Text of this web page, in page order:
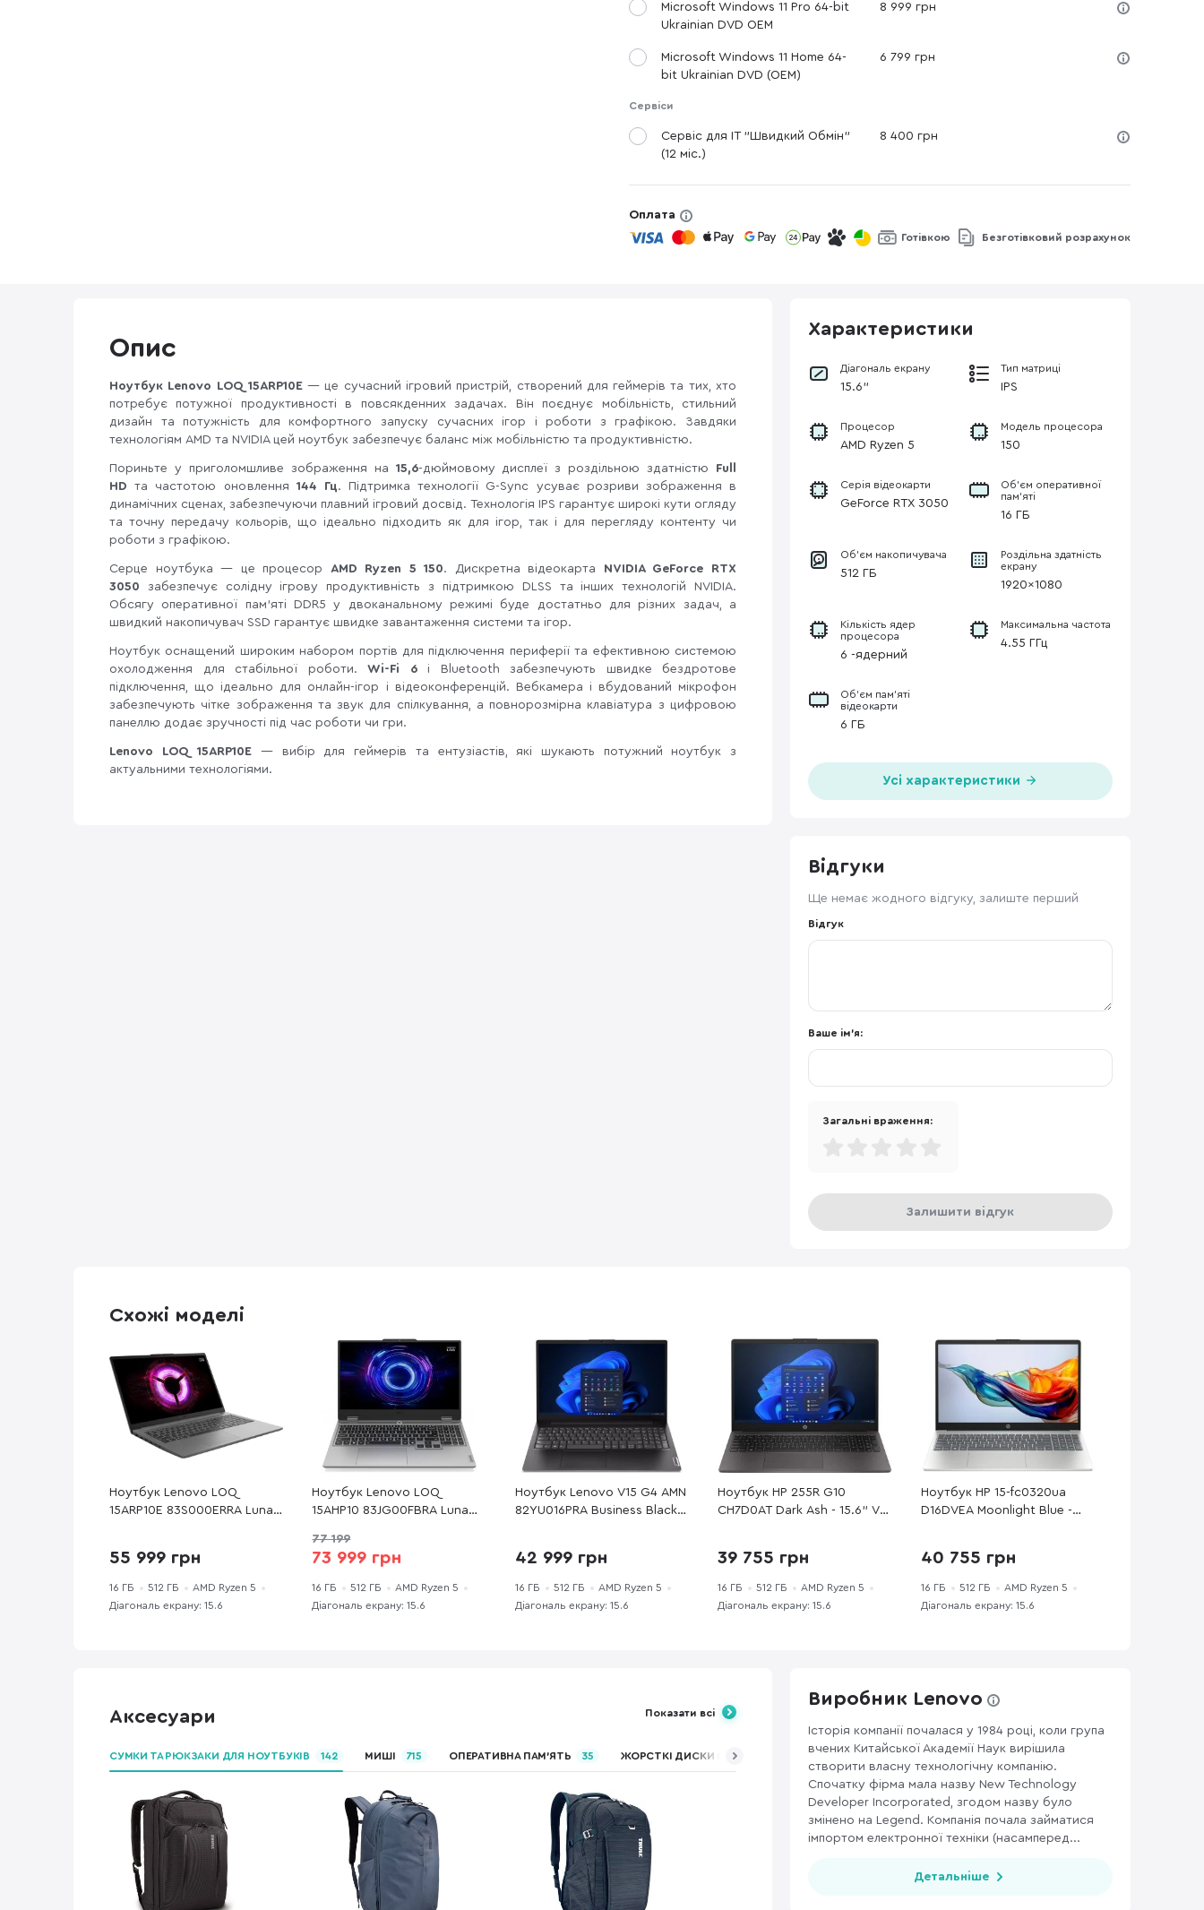
Microsoft Windows 11 Pro 64-bit
Ukrainian DVD OEM
8 999 грн
Microsoft Windows 11 Home 64-
bit Ukrainian DVD (OEM)
6 799 грн
Сервіси
Сервіс для IT "Швидкий Обмін"
(12 міс.)
8 400 грн
Оплата
Готівкою Безготівковий розрахунок
Опис
Ноутбук Lenovo LOQ 15ARP10E— це сучасний ігровий пристрій, створений для геймерів та тих, хто
потребує потужної продуктивності в повсякденних задачах. Він поєднує мобільність, стильний
дизайн та потужність для комфортного запуску сучасних ігор і роботи з графікою. Завдяки
технологіям AMD та NVIDIA цей ноутбук забезпечує баланс між мобільністю та продуктивністю.
Пориньте у приголомшливе зображення на 15,6-дюймовому дисплеї з роздільною здатністю Full
HD та частотою оновлення 144 Гц. Підтримка технології G-Sync усуває розриви зображення в
динамічних сценах, забезпечуючи плавний ігровий досвід. Технологія IPS гарантує широкі кути огляду
та точну передачу кольорів, що ідеально підходить як для ігор, так і для перегляду контенту чи
роботи з графікою.
Серце ноутбука — це процесор AMD Ryzen 5 150. Дискретна відеокарта NVIDIA GeForce RTX
3050 забезпечує солідну ігрову продуктивність з підтримкою DLSS та інших технологій NVIDIA.
Обсягу оперативної пам'яті DDR5 у двоканальному режимі буде достатньо для різних задач, а
швидкий накопичувач SSD гарантує швидке завантаження системи та ігор.
Ноутбук оснащений широким набором портів для підключення периферії та ефективною системою
охолодження для стабільної роботи. Wi-Fi 6і Bluetooth забезпечують швидке бездротове
підключення, що ідеально для онлайн-ігор і відеоконференцій. Вебкамера і вбудований мікрофон
забезпечують чітке зображення та звук для спілкування, а повнорозмірна клавіатура з цифровою
панеллю додає зручності під час роботи чи гри.
Lenovo LOQ 15ARP10E — вибір для геймерів та ентузіастів, які шукають потужний ноутбук з
актуальними технологіями.
Характеристики
Діагональ екрану
15.6"
Тип матриці
IPS
Процесор
AMD Ryzen 5
Модель процесора
150
Серія відеокарти
GeForce RTX 3050
Об’єм оперативної
пам’яті
16 ГБ
Об'єм накопичувача
512 ГБ
Роздільна здатність
екрану
1920×1080
Кількість ядер
процесора
6 -ядерний
Максимальна частота
4.55 ГГц
Об’єм пам’яті
відеокарти
6 ГБ
Усі характеристики
Відгуки
Ще немає жодного відгуку, залиште перший
Відгук
Ваше ім'я:
Загальні враження:
Залишити відгук
Схожі моделі
Ноутбук Lenovo LOQ
15ARP10E 83S000ERRA Luna
PCI-E SSD 512 ГБ / GeForce
RTX 3050
55 999 грн
16 ГБ 512 ГБ
AMD Ryzen 5
Діагональ екрану: 15.6
Ноутбук Lenovo LOQ
15AHP10 83JG00FBRA Luna
Ryzen 5 / 220 / DDR5 16 ГБ
/ PCI-E SSD 512 ГБ / GeForce
RTX 5050
77 199
73 999 грн
16 ГБ 512 ГБ
AMD Ryzen 5
Діагональ екрану: 15.6
Ноутбук Lenovo V15 G4 AMN
82YU016PRA Business Black -
E SSD 512 ГБ / Radeon 610M
42 999 грн
16 ГБ 512 ГБ
AMD Ryzen 5
Діагональ екрану: 15.6
Ноутбук HP 255R G10
CH7D0AT Dark Ash - 15.6" VA
ГБ / Radeon Graphics
39 755 грн
16 ГБ 512 ГБ
AMD Ryzen 5
Діагональ екрану: 15.6
Ноутбук HP 15-fc0320ua
D16DVEA Moonlight Blue -
E SSD 512 ГБ / Radeon
Graphics
40 755 грн
16 ГБ 512 ГБ
AMD Ryzen 5
Діагональ екрану: 15.6
Показати всі
Аксесуари
СУМКИ ТА РЮКЗАКИ ДЛЯ НОУТБУКІВ 142 МИШІ 715 ОПЕРАТИВНА ПАМ’ЯТЬ 35 ЖОРСТКІ ДИСКИ (HDD) НАВУШНИКИ ТА ГАРНІТУРИ 122 АКСЕСУАРИ ДЛЯ МОНІТОРІВ ТА
Виробник Lenovo
Історія компанії почалася у 1984 році, коли група
вчених Китайської Академії Наук вирішила
створити власну технологічну компанію.
Спочатку фірма мала назву New Technology
Developer Incorporated, згодом назву було
змінено на Legend. Компанія почала займатися
імпортом електронної техніки (насамперед...
Детальніше